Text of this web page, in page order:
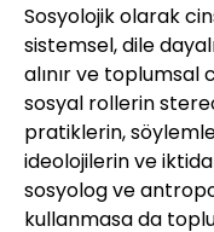
Sosyolojik olarak
sistemsel, dile
alınır ve toplumsal
sosyal rollerin
pratiklerin,
ideolojilerin ve
sosyolog ve
kullanmasa da